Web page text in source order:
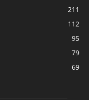
211
112
95
79
69